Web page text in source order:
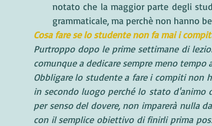
notato che la maggior parte degli
grammaticale, ma perchè non hanno
Cosa fare se lo studente non fa mai i
Purtroppo dopo le prime settimane di
comunque a dedicare sempre meno
Obbligare lo studente a fare i compiti non
in secondo luogo perché lo stato d'animo
per senso del dovere, non imparerà nulla
con il semplice obiettivo di finirli prima